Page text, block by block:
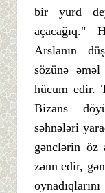
bir yurd
açacağıq."
Arslanın
sözünə
hücum edir.
Bizans
səhnələri
gənclərin öz
zənn edir,